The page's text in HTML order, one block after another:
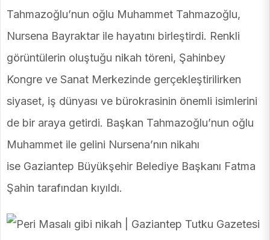
Tahmazoğlu’nun oğlu Muhammet Tahmazoğlu,
Nursena Bayraktar ile hayatını birleştirdi. Renkli
görüntülerin oluştuğu nikah töreni, Şahinbey
Kongre ve Sanat Merkezinde gerçekleştirilirken
siyaset, iş dünyası ve bürokrasinin önemli isimlerini
de bir araya getirdi. Başkan Tahmazoğlu’nun oğlu
Muhammet ile gelini Nursena’nın nikahı
ise Gaziantep Büyükşehir Belediye Başkanı Fatma
Şahin tarafından kıyıldı.